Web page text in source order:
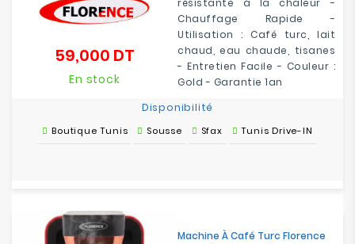
résistante à la chaleur -
Chauffage Rapide -
Utilisation : Café turc, lait
chaud, eau chaude, tisanes
- Entretien Facile - Couleur :
Gold - Garantie 1an
59,000 DT
En stock
Disponibilité
Boutique Tunis Sousse Sfax Tunis Drive-IN
Machine À Café Turc Florence